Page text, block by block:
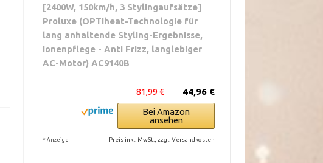
[2400W, 150km/h, 3 Stylingaufsätze]
Proluxe (OPTIheat-Technologie für
lang anhaltende Styling-Ergebnisse,
Ionenpflege - Anti Frizz, langlebiger
AC-Motor) AC9140B
44,96 €
81,99 €
Bei Amazon
ansehen
* Anzeige Preis inkl. MwSt., zzgl. Versandkosten